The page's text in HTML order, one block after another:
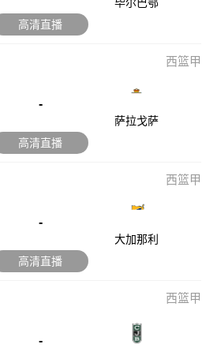
高清直播
西篮甲
-
萨拉戈萨
高清直播
西篮甲
-
大加那利
高清直播
西篮甲
-